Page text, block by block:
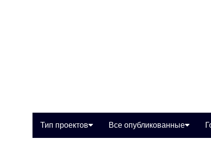
Тип проектов Все опубликованные